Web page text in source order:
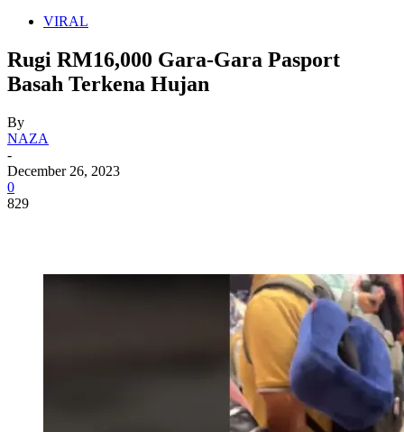
VIRAL
Rugi RM16,000 Gara-Gara Pasport
Basah Terkena Hujan
By
NAZA
-
December 26, 2023
0
829